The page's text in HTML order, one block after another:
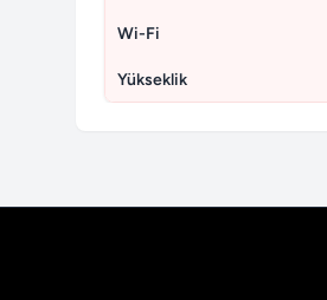
Wi-Fi
Yükseklik